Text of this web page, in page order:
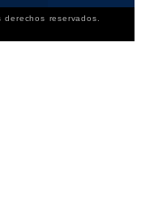
reservados.